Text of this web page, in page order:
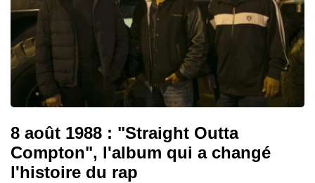
8 août 1988 : "Straight Outta
Compton", l'album qui a changé
l'histoire du rap